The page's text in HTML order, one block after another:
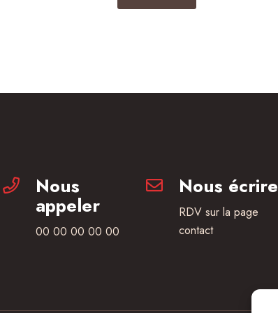
Nous
appeler
00 00 00 00 00
Nous écrire
RDV sur la page
contact